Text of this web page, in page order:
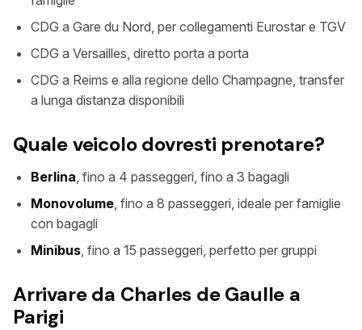
CDG a Gare du Nord, per collegamenti Eurostar e TGV
CDG a Versailles, diretto porta a porta
CDG a Reims e alla regione dello Champagne, transfer
a lunga distanza disponibili
Quale veicolo dovresti prenotare?
Berlina, fino a 4 passeggeri, fino a 3 bagagli
Monovolume, fino a 8 passeggeri, ideale per famiglie
con bagagli
Minibus, fino a 15 passeggeri, perfetto per gruppi
Arrivare da Charles de Gaulle a
Parigi